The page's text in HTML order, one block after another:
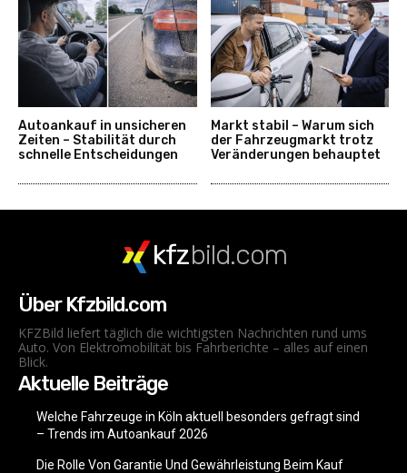
Autoankauf in unsicheren
Zeiten – Stabilität durch
schnelle Entscheidungen
Markt stabil – Warum sich
der Fahrzeugmarkt trotz
Veränderungen behauptet
kfzbild.com
Über Kfzbild.com
KFZBild liefert täglich die wichtigsten Nachrichten rund ums
Auto. Von Elektromobilität bis Fahrberichte – alles auf einen
Blick.
Aktuelle Beiträge
Welche Fahrzeuge in Köln aktuell besonders gefragt sind
– Trends im Autoankauf 2026
Die Rolle Von Garantie Und Gewährleistung Beim Kauf